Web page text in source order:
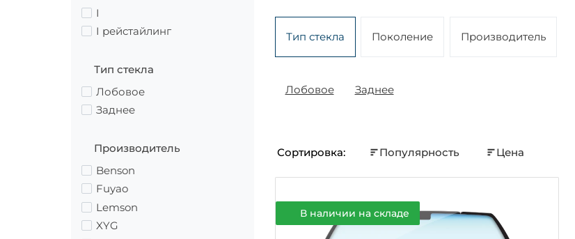
I
I рейстайлинг
Тип стекла
Лобовое
Заднее
Производитель
Benson
Fuyao
Lemson
XYG
Тип стекла
Лобовое Заднее
Поколение Производитель
Сортировка: Популярность Цена
В наличии на складе